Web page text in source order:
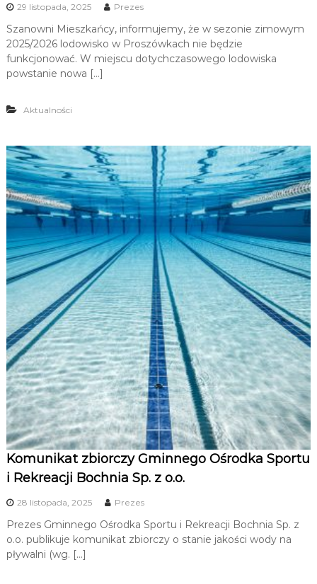
29 listopada, 2025 Prezes
Szanowni Mieszkańcy, informujemy, że w sezonie zimowym
2025/2026 lodowisko w Proszówkach nie będzie
funkcjonować. W miejscu dotychczasowego lodowiska
powstanie nowa […]
Aktualności
Komunikat zbiorczy Gminnego Ośrodka Sportu
i Rekreacji Bochnia Sp. z o.o.
28 listopada, 2025 Prezes
Prezes Gminnego Ośrodka Sportu i Rekreacji Bochnia Sp. z
o.o. publikuje komunikat zbiorczy o stanie jakości wody na
pływalni (wg. […]